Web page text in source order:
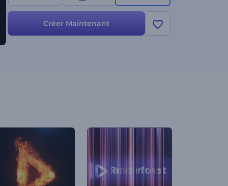
Créer Maintenant